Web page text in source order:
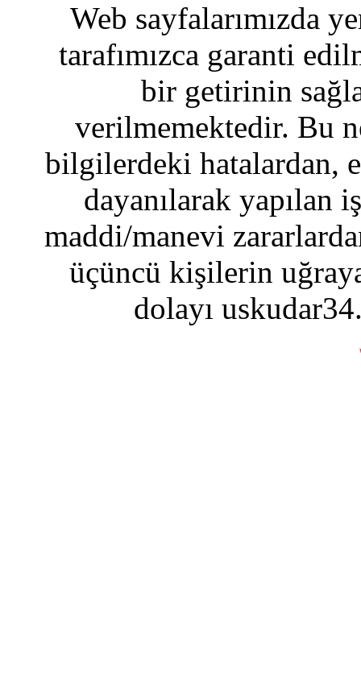
Web sayfalarımızda
tarafımızca garanti
bir getirinin
verilmemektedir. Bu
bilgilerdeki hatalardan,
dayanılarak yapılan
maddi/manevi
üçüncü kişilerin
dolayı